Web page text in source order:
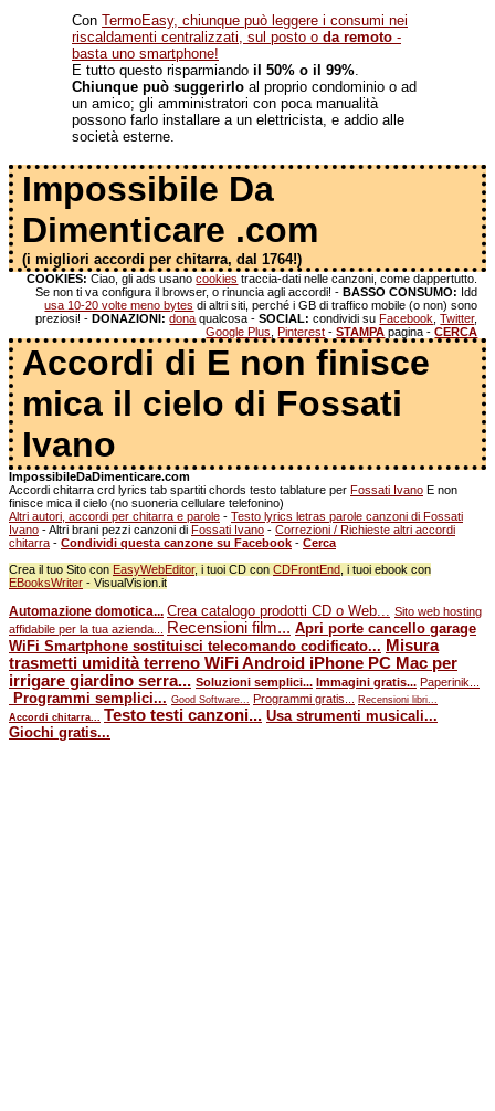
Con TermoEasy, chiunque può leggere i consumi nei
riscaldamenti centralizzati, sul posto o da remoto -
basta uno smartphone!
E tutto questo risparmiando il 50% o il 99%.
Chiunque può suggerirlo al proprio condominio o ad
un amico; gli amministratori con poca manualità
possono farlo installare a un elettricista, e addio alle
società esterne.
Impossibile Da
Dimenticare .com
(i migliori accordi per chitarra, dal 1764!)
COOKIES: Ciao, gli ads usanocookies traccia-dati nelle canzoni, come dappertutto.
Se non ti va configura il browser, o rinuncia agli accordi! -BASSO CONSUMO: Idd
usa 10-20 volte meno bytes di altri siti, perché i GB di traffico mobile (o non) sono
preziosi! -DONAZIONI: dona qualcosa -SOCIAL: condividi suFacebook ,Twitter,
Google Plus ,Pinterest -STAMPA pagina -CERCA
Accordi di E non finisce
mica il cielo di Fossati
Ivano
ImpossibileDaDimenticare.com
Accordi chitarra crd lyrics tab spartiti chords testo tablature per Fossati Ivano E non
finisce mica il cielo (no suoneria cellulare telefonino)
Altri autori, accordi per chitarra e parole - Testo lyrics letras parole canzoni di Fossati
Ivano - Altri brani pezzi canzoni di Fossati Ivano - Correzioni / Richieste altri accordi
chitarra - Condividi questa canzone su Facebook - Cerca
Crea il tuo Sito con EasyWebEditor, i tuoi CD con CDFrontEnd , i tuoi ebook con
EBooksWriter - VisualVision.it
Automazione domotica... Crea catalogo prodotti CD o Web... Sito web hosting
affidabile per la tua azienda...
Recensioni film... Apri porte cancello garage
WiFi Smartphone sostituisci telecomando codificato... Misura
trasmetti umidità terreno WiFi Android iPhone PC Mac per
irrigare giardino serra... Soluzioni semplici... Immagini gratis... Paperinik...
Programmi semplici... Good Software... Programmi gratis...
Recensioni libri...
Accordi chitarra... Testo testi canzoni... Usa strumenti musicali...
Giochi gratis...